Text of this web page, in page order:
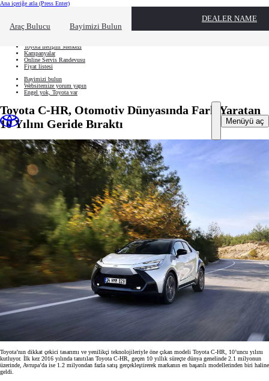
Ana içeriğe atla (Press Enter)
Araç Bulucu Bayimizi Bulun
DEALER NAME
Ne aramıştınız? Hızlı erişim alanını kapatmak için tıklayın
Toyota İletişim Merkezi
Kampanyalar
Online Servis Randevusu
Fiyat listesi
Bayimizi bulun
Websitemize yorum yapın
Engel yok, Toyota var
Menüyü aç
Toyota C-HR, Otomotiv Dünyasında Fark Yaratan
10 Yılını Geride Bıraktı
Toyota’nın dikkat çekici tasarımı ve yenilikçi teknolojileriyle öne çıkan modeli Toyota C-HR, 10’uncu yılını
kutluyor. İlk kez 2016 yılında tanıtılan Toyota C-HR, geçen 10 yıllık süreçte dünya genelinde 2.1 milyonun
üzerinde, Avrupa’da ise 1.2 milyondan fazla satış gerçekleştirerek markanın en başarılı modellerinden biri haline
geldi.